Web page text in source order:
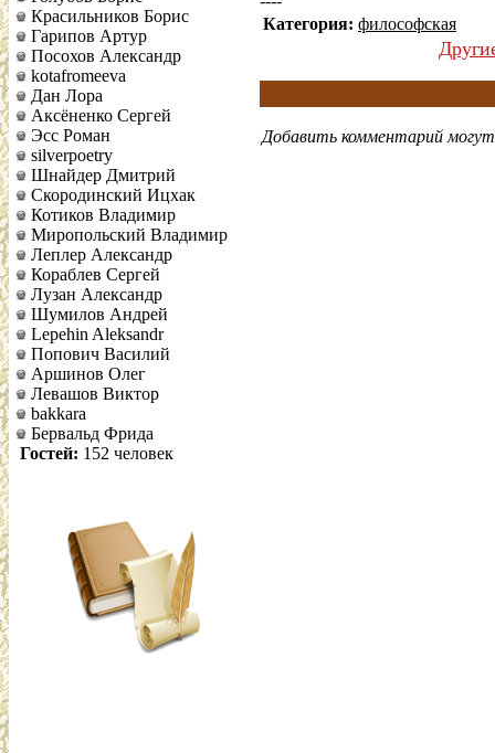
Красильников Борис
Гарипов Артур
Посохов Александр
kotafromeeva
Дан Лора
Аксёненко Сергей
Эсс Роман
silverpoetry
Шнайдер Дмитрий
Скородинский Ицхак
Котиков Владимир
Миропольский Владимир
Леплер Александр
Кораблев Сергей
Лузан Александр
Шумилов Андрей
Lepehin Aleksandr
Попович Василий
Аршинов Олег
Левашов Виктор
bakkara
Бервальд Фрида
Гостей: 152 человек
Категория: философская
Добавить комментарий